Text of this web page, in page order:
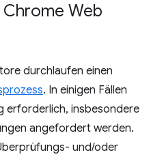
Web
durchlaufen einen
. In einigen Fällen
erforderlich, insbesondere
angefordert werden.
und/oder